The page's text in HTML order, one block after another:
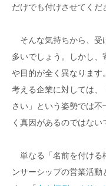
だけでも付けさせてくだ
そんな気持ちから、受
多いでしょう。しかし
や目的が全く異なります
考える企業に対しては
さい」という姿勢では
く真因があるのではない
単なる「名前を付ける
ンサーシップの営業活